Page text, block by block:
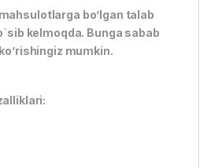
bo’lgan talab
kelmoqda. Bunga sabab
mumkin.